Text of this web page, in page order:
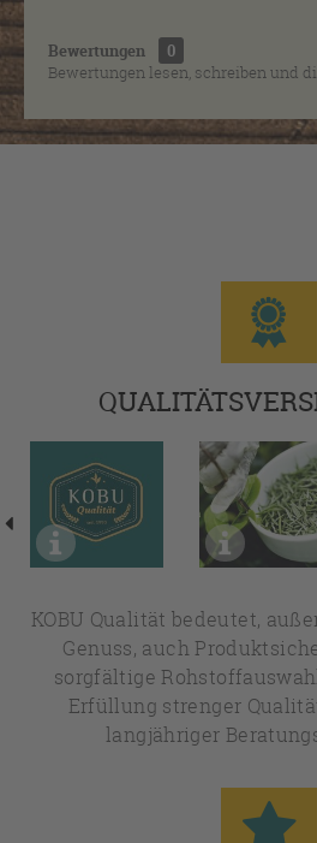
Bewertungen
0
Bewertungen lesen, schreiben und
KOBU Qualität bedeutet,
Genuss, auch
sorgfältige
Erfüllung strenger
langjähriger